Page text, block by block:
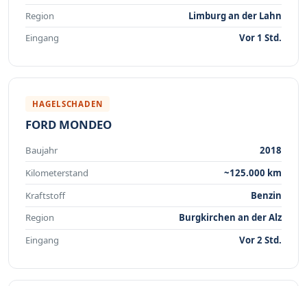
Region
Limburg an der Lahn
Eingang
Vor 1 Std.
HAGELSCHADEN
FORD MONDEO
Baujahr
2018
Kilometerstand
~125.000 km
Kraftstoff
Benzin
Region
Burgkirchen an der Alz
Eingang
Vor 2 Std.